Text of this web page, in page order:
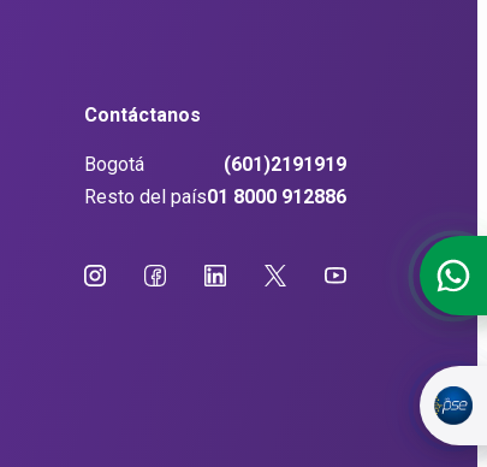
Contáctanos
Bogotá
(601)2191919
Resto del país01 8000 912886